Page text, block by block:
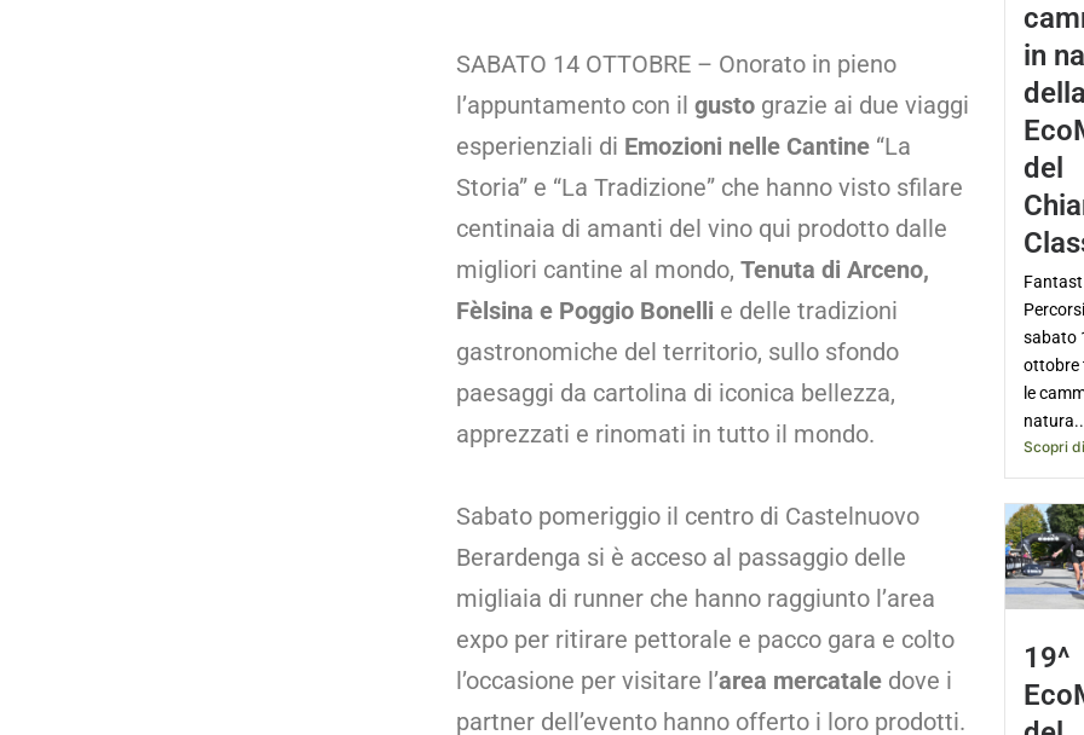
SABATO 14 OTTOBRE – Onorato in pieno
l’appuntamento con il gusto grazie ai due viaggi
esperienziali di Emozioni nelle Cantine “La
Storia” e “La Tradizione” che hanno visto sfilare
centinaia di amanti del vino qui prodotto dalle
migliori cantine al mondo, Tenuta di Arceno,
Fèlsina e Poggio Bonelli e delle tradizioni
gastronomiche del territorio, sullo sfondo
paesaggi da cartolina di iconica bellezza,
apprezzati e rinomati in tutto il mondo.
Sabato pomeriggio il centro di Castelnuovo
Berardenga si è acceso al passaggio delle
migliaia di runner che hanno raggiunto l’area
expo per ritirare pettorale e pacco gara e colto
l’occasione per visitare l’area mercatale dove i
partner dell’evento hanno offerto i loro prodotti.
in
del
sabato
ottobre
le
Scopri
19^